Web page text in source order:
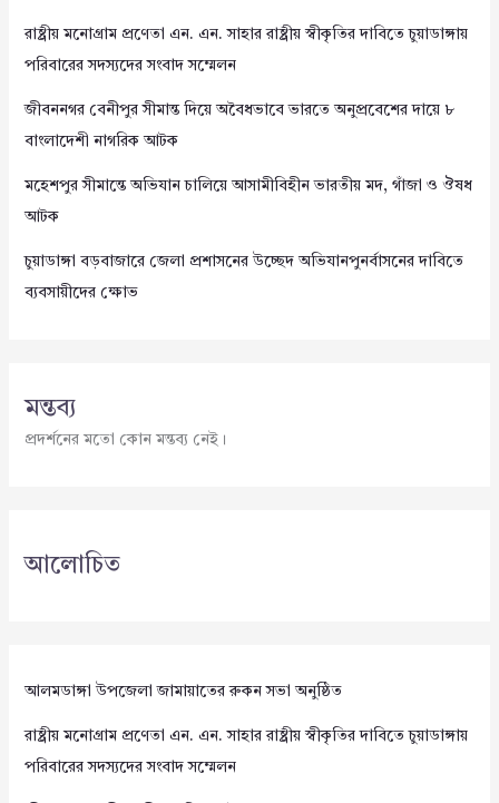
রাষ্ট্রীয় মনোগ্রাম প্রণেতা এন. এন. সাহার রাষ্ট্রীয় স্বীকৃতির দাবিতে চুয়াডাঙ্গায়
পরিবারের সদস্যদের সংবাদ সম্মেলন
জীবননগর বেনীপুর সীমান্ত দিয়ে অবৈধভাবে ভারতে অনুপ্রবেশের দায়ে ৮
বাংলাদেশী নাগরিক আটক
মহেশপুর সীমান্তে অভিযান চালিয়ে আসামীবিহীন ভারতীয় মদ, গাঁজা ও ঔষধ
আটক
চুয়াডাঙ্গা বড়বাজারে জেলা প্রশাসনের উচ্ছেদ অভিযানপুনর্বাসনের দাবিতে
ব্যবসায়ীদের ক্ষোভ
মন্তব্য
প্রদর্শনের মতো কোন মন্তব্য নেই।
আলোচিত
আলমডাঙ্গা উপজেলা জামায়াতের রুকন সভা অনুষ্ঠিত
রাষ্ট্রীয় মনোগ্রাম প্রণেতা এন. এন. সাহার রাষ্ট্রীয় স্বীকৃতির দাবিতে চুয়াডাঙ্গায়
পরিবারের সদস্যদের সংবাদ সম্মেলন